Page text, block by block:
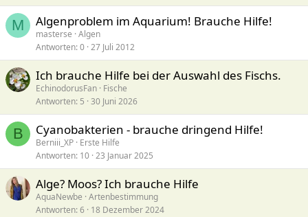
M Algenproblem im Aquarium! Brauche Hilfe!
masterse Algen
Antworten 0 27 Juli 2012
Ich brauche Hilfe bei der Auswahl des Fischs.
EchinodorusFan Fische
Antworten 5 30 Juni 2026
B Cyanobakterien - brauche dringend Hilfe!
Berniii_XP Erste Hilfe
Antworten 10 23 Januar 2025
Alge? Moos? Ich brauche Hilfe
AquaNewbe Artenbestimmung
Antworten 6 18 Dezember 2024